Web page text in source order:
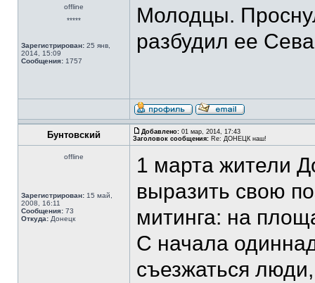
offline
*****
Зарегистрирован: 25 янв,
2014, 15:09
Сообщения: 1757
Молодцы.
разбудил ее
Бунтовский Добавлено: 01 мар, 2014, 17:43
Заголовок сообщения: Re: ДОНЕЦК наш!
offline
Зарегистрирован: 15 май,
2008, 16:11
Сообщения: 73
Откуда: Донецк
1 марта жители
выразить свою
митинга: на
С начала
съезжаться